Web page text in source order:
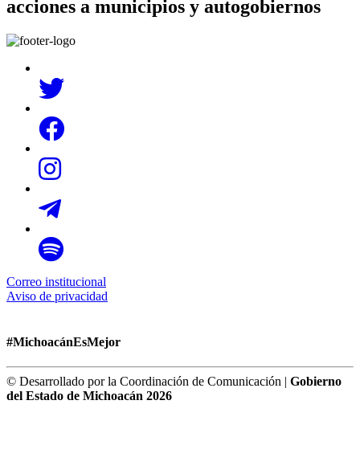
acciones a municipios y autogobiernos
Correo institucional
Aviso de privacidad
#MichoacánEsMejor
© Desarrollado por la Coordinación de Comunicación | Gobierno
del Estado de Michoacán 2026